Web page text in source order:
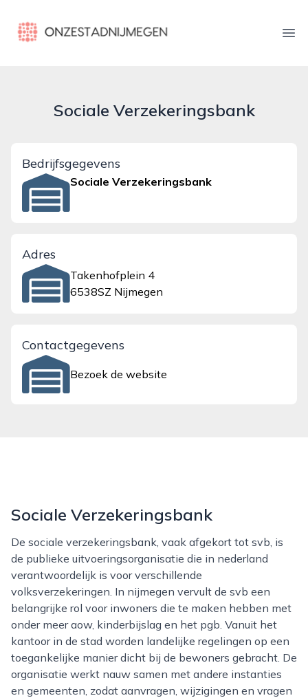
onzestadnijmegen.nl
Sociale Verzekeringsbank
Bedrijfsgegevens
Sociale Verzekeringsbank
Adres
Takenhofplein 4
6538SZ Nijmegen
Contactgegevens
Bezoek de website
Sociale Verzekeringsbank
De sociale verzekeringsbank, vaak afgekort tot svb, is
de publieke uitvoeringsorganisatie die in nederland
verantwoordelijk is voor verschillende
volksverzekeringen. In nijmegen vervult de svb een
belangrijke rol voor inwoners die te maken hebben met
onder meer aow, kinderbijslag en het pgb. Vanuit het
kantoor in de stad worden landelijke regelingen op een
toegankelijke manier dicht bij de bewoners gebracht. De
organisatie werkt nauw samen met andere instanties
en gemeenten, zodat aanvragen, wijzigingen en vragen